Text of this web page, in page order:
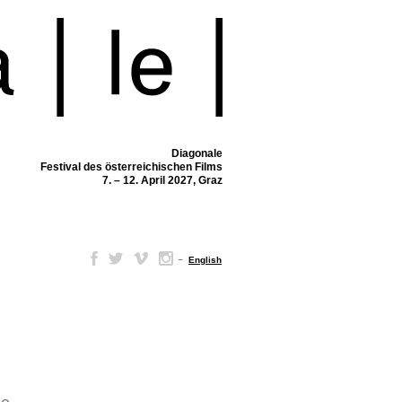
Diagonale
Festival des österreichischen Films
7. – 12. April 2027, Graz
– English